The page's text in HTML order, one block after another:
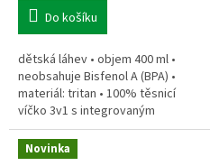
Do košíku
dětská láhev • objem 400 ml •
neobsahuje Bisfenol A (BPA) •
materiál: tritan • 100% těsnicí
víčko 3v1 s integrovaným
poutkem • víčko i láhev lze mýt
v myčce nádobí
Novinka